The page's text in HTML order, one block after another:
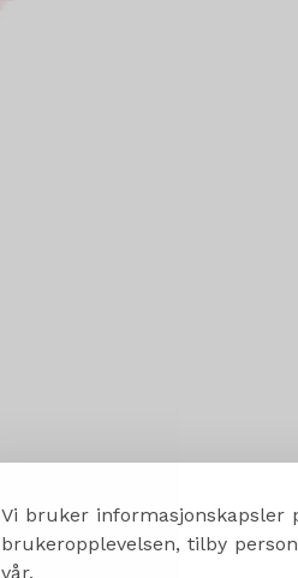
Vi bruker informasjonskapsler
brukeropplevelsen, tilby
vår.